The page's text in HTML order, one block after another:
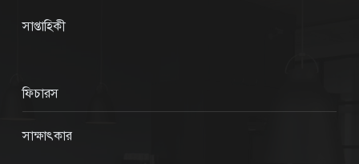
সাপ্তাহিকী
ফিচারস
সাক্ষাৎকার